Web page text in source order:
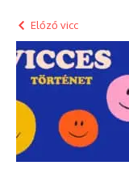
Előző vicc